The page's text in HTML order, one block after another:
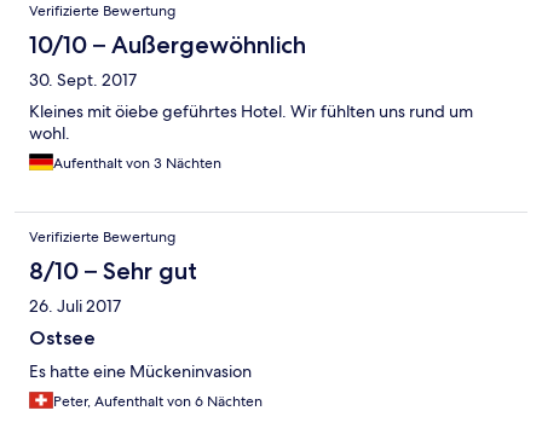
Verifizierte Bewertung
10/10 – Außergewöhnlich
30. Sept. 2017
Kleines mit öiebe geführtes Hotel. Wir fühlten uns rund um
wohl.
Aufenthalt von 3 Nächten
Verifizierte Bewertung
8/10 – Sehr gut
26. Juli 2017
Ostsee
Es hatte eine Mückeninvasion
Peter, Aufenthalt von 6 Nächten